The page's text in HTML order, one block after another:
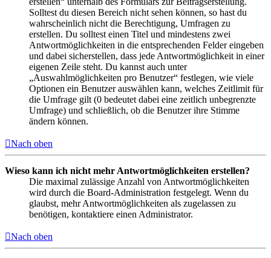
Solltest du diesen Bereich nicht sehen können, so hast du
wahrscheinlich nicht die Berechtigung, Umfragen zu
erstellen. Du solltest einen Titel und mindestens zwei
Antwortmöglichkeiten in die entsprechenden Felder eingeben
und dabei sicherstellen, dass jede Antwortmöglichkeit in einer
eigenen Zeile steht. Du kannst auch unter
„Auswahlmöglichkeiten pro Benutzer“ festlegen, wie viele
Optionen ein Benutzer auswählen kann, welches Zeitlimit für
die Umfrage gilt (0 bedeutet dabei eine zeitlich unbegrenzte
Umfrage) und schließlich, ob die Benutzer ihre Stimme
ändern können.
Nach oben
Wieso kann ich nicht mehr Antwortmöglichkeiten erstellen?
Die maximal zulässige Anzahl von Antwortmöglichkeiten
wird durch die Board-Administration festgelegt. Wenn du
glaubst, mehr Antwortmöglichkeiten als zugelassen zu
benötigen, kontaktiere einen Administrator.
Nach oben